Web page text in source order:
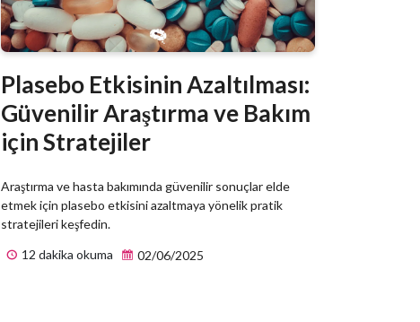
Plasebo Etkisinin Azaltılması:
Güvenilir Araştırma ve Bakım
için Stratejiler
Araştırma ve hasta bakımında güvenilir sonuçlar elde
etmek için plasebo etkisini azaltmaya yönelik pratik
stratejileri keşfedin.
12 dakika okuma
02/06/2025